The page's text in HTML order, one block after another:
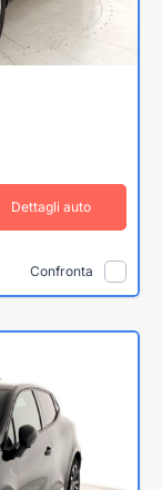
Dettagli auto
Confronta